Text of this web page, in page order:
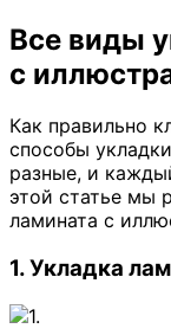
Все виды
с
Как правильно
способы
разные, и
этой статье мы
ламината с
1. Укладка